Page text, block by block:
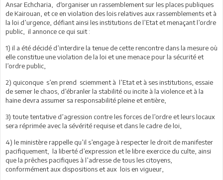
Ansar Echcharia, d‘organiser un rassemblement sur les places publiques
de Kairouan, et ce en violation des lois relatives aux rassemblements et à
la loi d’urgence, défiant ainsi les institutions de l’Etat et menaçant l’ordre
public, il annonce ce qui suit :
1) il a été décidé d’interdire la tenue de cette rencontre dans la mesure où
elle constitue une violation de la loi et une menace pour la sécurité et
l’ordre public,
2) quiconque s’en prend sciemment à l’Etat et à ses institutions, essaie
de semer le chaos, d’ébranler la stabilité ou incite à la violence et à la
haine devra assumer sa responsabilité pleine et entière,
3) toute tentative d’agression contre les forces de l’ordre et leurs locaux
sera réprimée avec la sévérité requise et dans le cadre de loi,
4) le ministère rappelle qu’il s’engage à respecter le droit de manifester
pacifiquement, la liberté d’expression et le libre exercice du culte, ainsi
que la prêches pacifiques à l’adresse de tous les citoyens,
conformément aux dispositions et aux lois en vigueur,